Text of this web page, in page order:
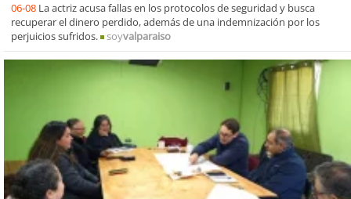
06-08 La actriz acusa fallas en los protocolos de seguridad y busca
recuperar el dinero perdido, además de una indemnización por los
perjuicios sufridos.
soyvalparaiso